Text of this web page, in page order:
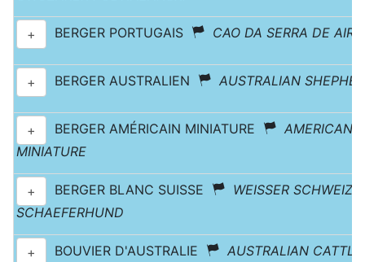
+ BERGER PORTUGAIS CAO DA SERRA DE
+ BERGER AUSTRALIEN AUSTRALIAN
+ BERGER AMÉRICAIN MINIATURE
AMERICAN
MINIATURE
+ BERGER BLANC SUISSE
WEISSER
SCHAEFERHUND
+ BOUVIER D'AUSTRALIE AUSTRALIAN